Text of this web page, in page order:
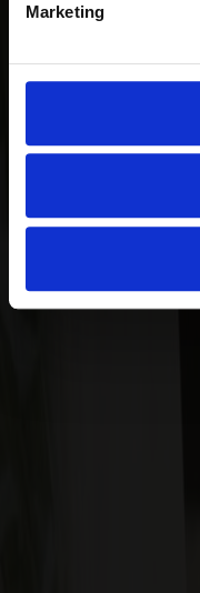
Marketing